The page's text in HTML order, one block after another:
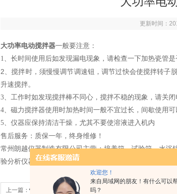
欢迎您！
来自局域网的朋友！有什么可以
吗？
更新时间：
大功率电动搅拌器一般要注意：
1、 长时间使用后如发现漏电现象，请检查一下加热瓷管
2、搅拌时，须慢慢调节调速钮，调节过快会使搅拌转子
升速搅拌。
3、工作时如发现搅拌棒不同心，搅拌不稳的现象，请关
4、磁力搅拌器使用时加热时间一般不宜过长，间歇使用可
5、仪器应保持清洁干燥，尤其不要使溶液进入机内
售后服务：质保一年，终身维修！
常州朗越仪器制造有限公司主营：培养箱、试验箱、水
验分析仪器，可根据客户的要求定制产品，欢迎新老客户！
上一篇：恒温恒湿箱的注意事项